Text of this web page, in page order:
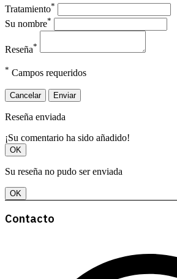
Tratamiento*
Su nombre*
Reseña*
* Campos requeridos
Cancelar Enviar
Reseña enviada
¡Su comentario ha sido añadido!
OK
Su reseña no pudo ser enviada
OK
Contacto